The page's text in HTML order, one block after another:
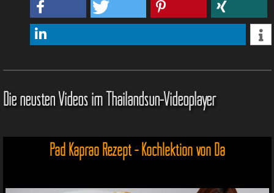
Die neusten Videos im Thailandsun-Videoplayer
Pad Kaprao Rezept - Kochlektion von Da